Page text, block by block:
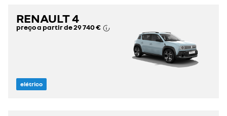
RENAULT 4
preço a partir de29 740 €
elétrico